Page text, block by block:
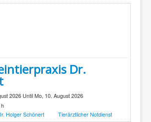
Dr.
2026 Until Mo, 10. August 2026
Holger Schönert
Tierärztlicher Notdienst